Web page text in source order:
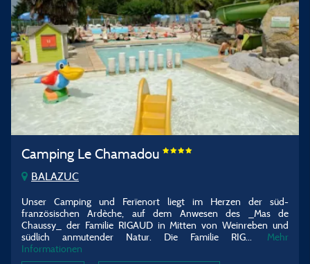
Camping Le Chamadou
BALAZUC
Unser Camping und Ferïenort liegt im Herzen der süd-
französischen Ardèche, auf dem Anwesen des _Mas de
Chaussy_ der Familie RIGAUD in Mitten von Weinreben und
südlich anmutender Natur. Die Familie RIG...
Mehr
Informationen